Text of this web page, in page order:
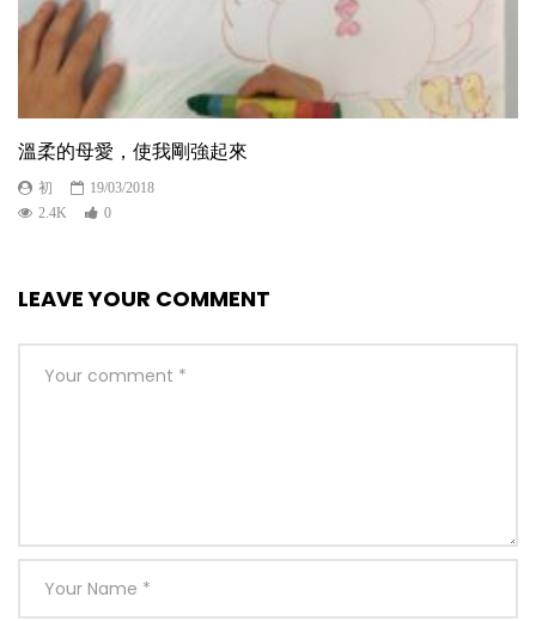
溫柔的母愛，使我剛強起來
初
19/03/2018
2.4K
0
LEAVE YOUR COMMENT